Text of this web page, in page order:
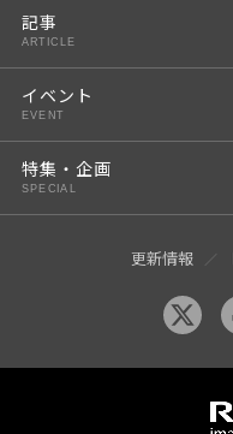
記事
ARTICLE
イベント
EVENT
特集・企画
SPECIAL
更新情報